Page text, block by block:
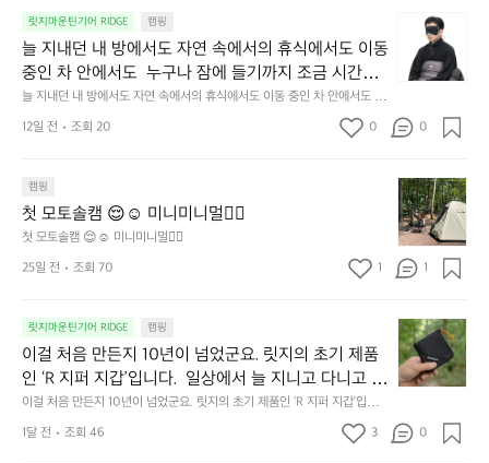
릿지마운틴기어 RIDGE 캠핑
늘 지내던 내 방에서도 자연 속에서의 휴식에서도 이동
중인 차 안에서도  누구나 잠에 들기까지 조금 시간이
걸리는 순간이 있습니다.  그럴 때는 차분하게 눈을 가
려보세요. 마치 암막 커튼을 조용히 내리듯이.  Polarte
c® Wind Pro™의 온기가 눈가를 포근히 감싸줍니다.
줍니다.  이 슬립 웜을 쓰는 것만으로 그곳은 나만의 밤
이 됩니다.  안녕히 주무세요.
늘 지내던 내 방에서도 자연 속에서의 휴식에서도 이동 중인 차 안에서도  누
구나 잠에 들기까지 조금 시간이 걸리는 순간이 있습니다.  그럴 때는 차분하
게 눈을 가려보세요. 마치 암막 커튼을 조용히 내리듯이.  Polartec® Wind
밤이 됩니다.  안녕히 주무세요.
내
던
방
도
자
연
속
에
의
휴
식
에
도
이
12일 전 조회 20 0 0
캠핑
첫 모토솔캠 😌☺️ 미니미니멀👌🏼
첫 모토솔캠 😌☺️ 미니미니멀👌🏼
첫
모
토
솔
캠
☺️
미
니
미
멀
👌🏼
25일 전 조회 70 1 1
릿지마운틴기어 RIDGE 캠핑
이걸 처음 만든지 10년이 넘었군요. 릿지의 초기 제품
인 ‘R 지퍼 지갑’입니다.  일상에서 늘 지니고 다니고 싶
어지는 물건에는 크기, 무게, 형태, 색감 사이의 아주 미
묘한 밸런스가 존재합니다.  예를 들자면 일에 집중하
느라 책상 위 가장자리에 대충 걸쳐 놓아도 시야에 걸
이걸 처음 만든지 10년이 넘었군요. 릿지의 초기 제품인 ‘R 지퍼 지갑’입니
다.  일상에서 늘 지니고 다니고 싶어지는 물건에는 크기, 무게, 형태, 색감
사이의 아주 미묘한 밸런스가 존재합니다.  예를 들자면 일에 집중하느라 책
이
걸
처
음
든
1달 전 조회 46 3 0